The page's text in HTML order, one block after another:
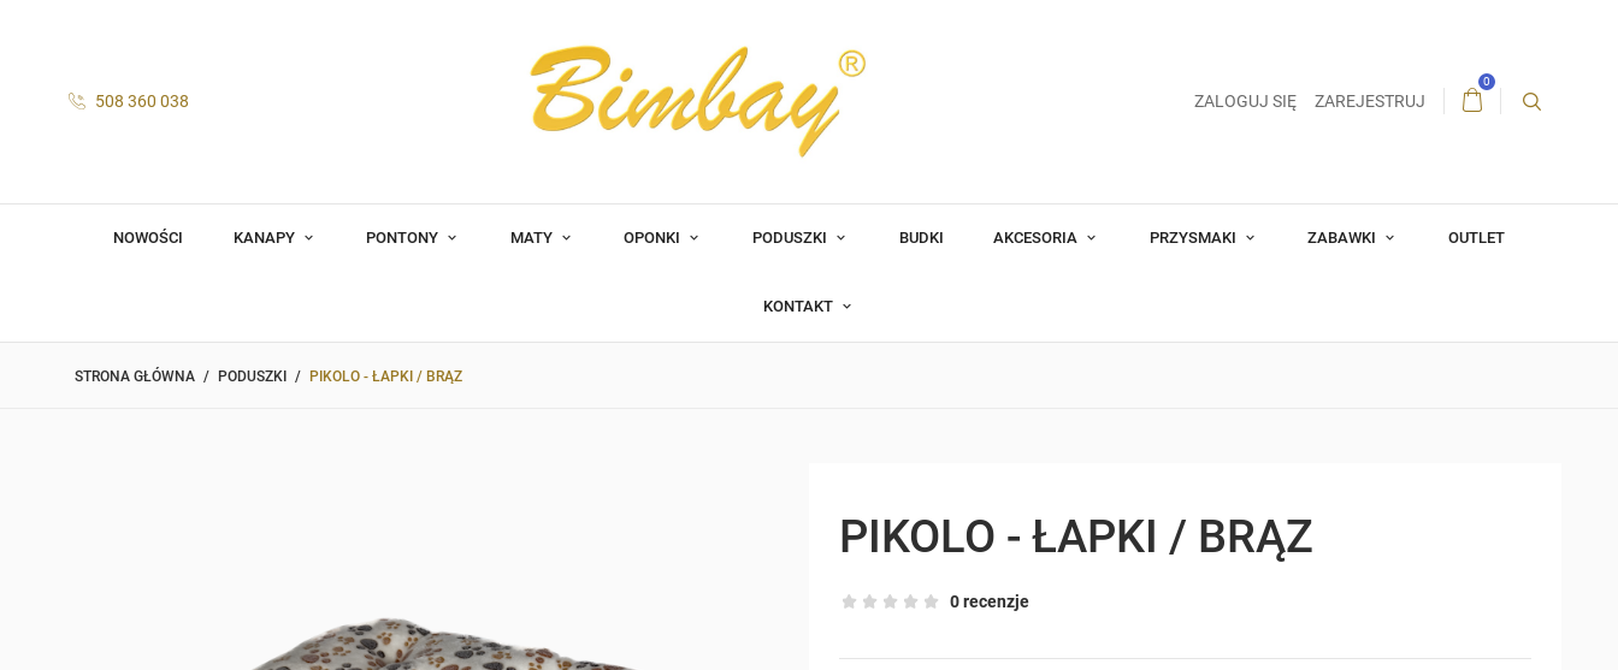
508 360 038 ZALOGUJ SIĘ ZAREJESTRUJ
0
NOWOŚCI KANAPY PONTONY MATY OPONKI PODUSZKI BUDKI AKCESORIA PRZYSMAKI ZABAWKI OUTLET
KONTAKT
STRONA GŁÓWNA PODUSZKI PIKOLO - ŁAPKI / BRĄZ
PIKOLO - ŁAPKI / BRĄZ
0 recenzje